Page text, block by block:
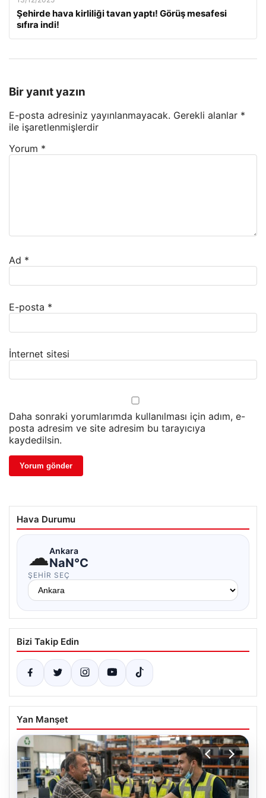
Şehirde hava kirliliği tavan yaptı! Görüş mesafesi
sıfıra indi!
Bir yanıt yazın
E-posta adresiniz yayınlanmayacak. Gerekli alanlar *
ile işaretlenmişlerdir
Yorum *
Ad *
E-posta *
İnternet sitesi
Daha sonraki yorumlarımda kullanılması için adım, e-
posta adresim ve site adresim bu tarayıcıya
kaydedilsin.
Hava Durumu
☁Ankara
NaN°C
ŞEHIR SEÇ
Bizi Takip Edin
Yan Manşet